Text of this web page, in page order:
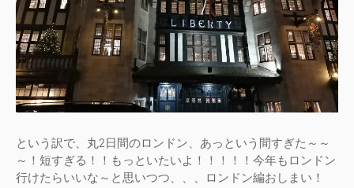
という訳で、丸2日間のロンドン、あっという間すぎた～～
～！短すぎる！！もっといたいよ！！！！！今年もロンドン
行けたらいいな～と思いつつ、、、ロンドン編おしまい！